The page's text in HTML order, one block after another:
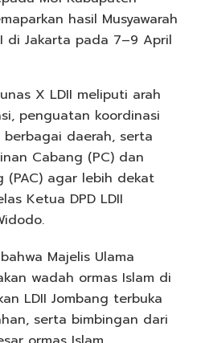
hasil Musyawarah
di Jakarta pada 7–9 April
X LDII meliputi arah
penguatan koordinasi
daerah, serta
Cabang (PC) dan
(PAC) agar lebih dekat
Ketua DPD LDII
Majelis Ulama
wadah ormas Islam di
LDII Jombang terbuka
serta bimbingan dari